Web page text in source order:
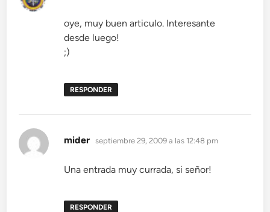
oye, muy buen articulo. Interesante
desde luego!
;)
RESPONDER
mider dice:
septiembre 29, 2009 a las 12:48 pm
Una entrada muy currada, si señor!
RESPONDER